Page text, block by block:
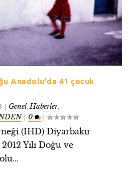
Anadolu'da 41 çocuk
| Genel,Haberler,
| 0 |
(İHD) Diyarbakır
Yılı Doğu ve